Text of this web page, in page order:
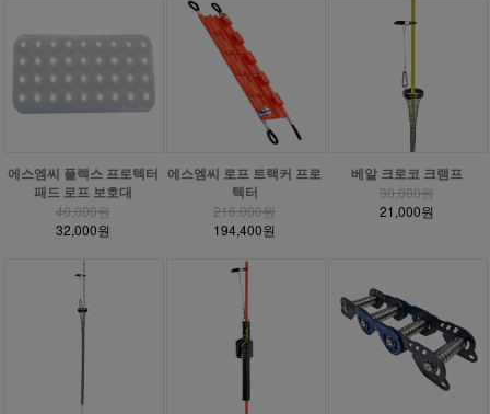
에스엠씨 플렉스 프로텍터
패드 로프 보호대
40,000원
32,000원
에스엠씨 로프 트랙커 프로
텍터
216,000원
194,400원
베알 크로코 크램프
30,000원
21,000원